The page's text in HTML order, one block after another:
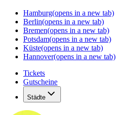
Hamburg(opens in a new tab)
Berlin(opens in a new tab)
Bremen(opens in a new tab)
Potsdam(opens in a new tab)
Küste(opens in a new tab)
Hannover(opens in a new tab)
Tickets
Gutscheine
Städte